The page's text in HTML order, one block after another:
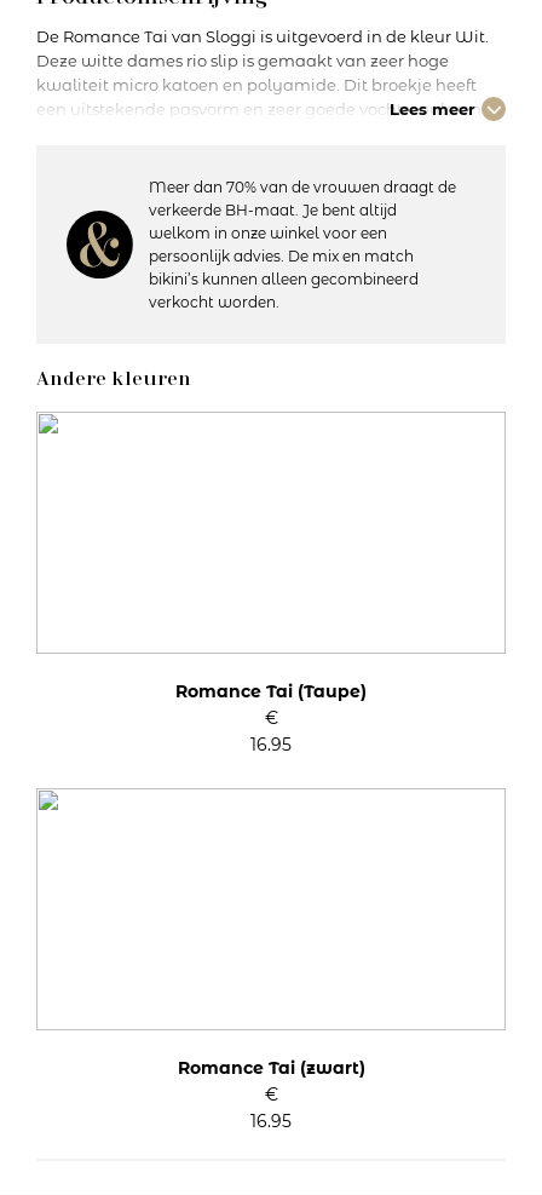
De Romance Tai van Sloggi is uitgevoerd in de kleur Wit.
Deze witte dames rio slip is gemaakt van zeer hoge
kwaliteit micro katoen en polyamide. Dit broekje heeft
een uitstekende pasvorm en zeer goede vochtregulerende
Details:
– Heuphoogte: Normaal
– Bedekt de billen gedeeltelijk
droger
Lees meer
Meer dan 70% van de vrouwen draagt de
verkeerde BH-maat. Je bent altijd
welkom in onze winkel voor een
persoonlijk advies. De mix en match
bikini’s kunnen alleen gecombineerd
verkocht worden.
Andere kleuren
Romance Tai (Taupe)
€
16.95
Romance Tai (zwart)
€
16.95